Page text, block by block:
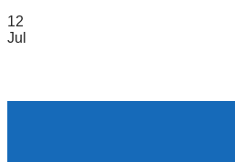
12
Jul